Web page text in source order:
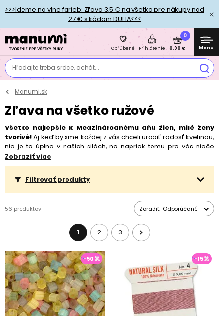
>>>Ideme na vlne farieb: Zľava 3,5 € na všetko pre nákupy nad
27 € s kódom DUHA<<<
Hľadajte treba srdce, achát...
Obľúbené Prihlásenie
0
0,00 € Menu
Manumi.sk
Zľava na všetko ružové
Všetko najlepšie k Medzinárodnému dňu žien, milé ženy
tvorivé!Aj keď by sme každej z vás chceli urobiť radosť kvetinou,
nie je to úplne v našich silách, no napriek tomu pre vás niečo
máme. ♥Vykvitla nám tu totiž 10 % zľava na všetko ružové!
Platí celý týždeň od 6. 3. a zvädne v nedeľu 12. 3.So zľavou
môžete nakúpiť ružové koráliky, komponenty, priadze, farby, fixky
aj ďalšie kreatívne nevyhnutnosti, ktoré nájdete v tejto kategórii!
Zľava sa nevzťahuje na zvýhodnené, už zlacnené balenia.
Zobraziť viac
Filtrovať produkty
56 produktov Zoradiť: Odporúčané
1 2 3
-50 -15